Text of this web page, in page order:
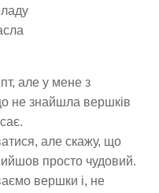
але у мене з
не знайшла вершків
але скажу, що
просто чудовий.
вершки і, не